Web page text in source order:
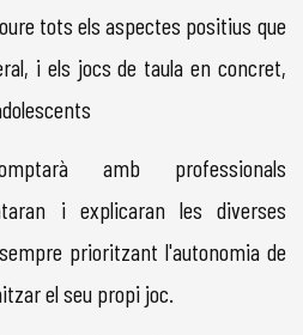
tots els aspectes positius que
i els jocs de taula en concret,
amb professionals
i explicaran les diverses
prioritzant l'autonomia de
el seu propi joc.